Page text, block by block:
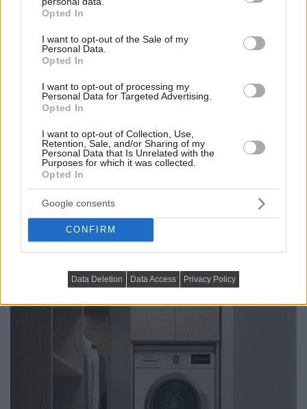
grant or deny consent to Google and its third-party tags to
use your data for below specified purposes in below Google
consent section.
Opted In
I want to opt-out of the Sale of my
Personal Data.
Opted In
I want to opt-out of processing my
Personal Data for Targeted Advertising.
Opted In
I want to opt-out of Collection, Use,
Retention, Sale, and/or Sharing of my
Personal Data that Is Unrelated with the
Purposes for which it was collected.
Opted In
Google consents
CONFIRM
Data Deletion Data Access Privacy Policy